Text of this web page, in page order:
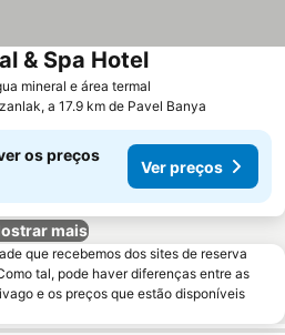
mineral e área termal
& Spa HotelVer preços
a 17.9 km de Pavel Banya
os preços
Ver preços
mais
que recebemos dos sites de reserva
tal, pode haver diferenças entre as
e os preços que estão disponíveis